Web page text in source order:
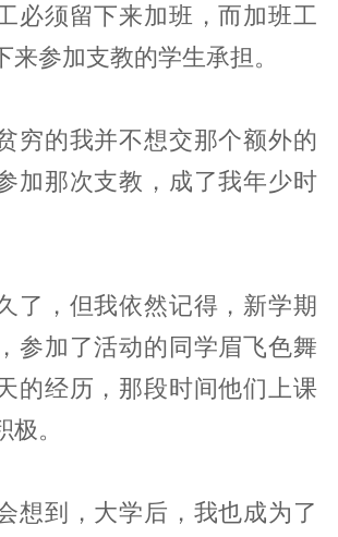
必须留下来加班，而加班工
来参加支教的学生承担。
穷的我并不想交那个额外的
加那次支教，成了我年少时
了，但我依然记得，新学期
参加了活动的同学眉飞色舞
的经历，那段时间他们上课
。
想到，大学后，我也成为了